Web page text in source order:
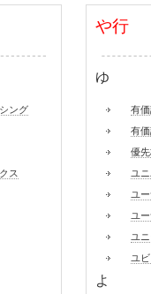
ング
ス
や行
ゆ
有
有
優
ユ
ユ
ユ
ユ
ユ
よ